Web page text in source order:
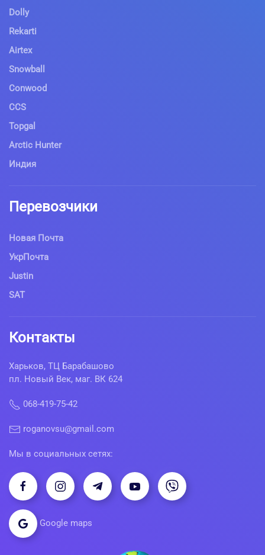
Dolly
Rekarti
Airtex
Snowball
Conwood
CCS
Topgal
Arctic Hunter
Индия
Перевозчики
Новая Почта
УкрПочта
Justin
SAT
Контакты
Харьков, ТЦ Барабашово
пл. Новый Век, маг. ВК 624
068-419-75-42
roganovsu@gmail.com
Мы в социальных сетях:
Google maps